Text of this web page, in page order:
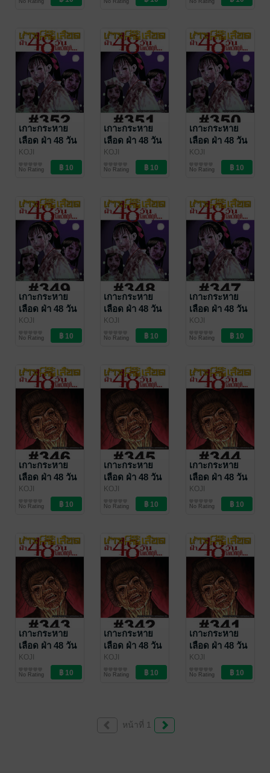
Vibulkij Publishing
No Rating
Vibulkij Publishing
No Rating
Vibulkij Publishing
No Rating
เกาะกระหาย
เลือด ฝ่า 48 วัน
โลกวิกฤต - EP
KOJI
MATSUMOTO /
Vibulkij Publishing
การ์ตูนรายตอน
No Rating
เกาะกระหาย
เลือด ฝ่า 48 วัน
โลกวิกฤต - EP
KOJI
MATSUMOTO /
Vibulkij Publishing
การ์ตูนรายตอน
No Rating
เกาะกระหาย
เลือด ฝ่า 48 วัน
โลกวิกฤต - EP
KOJI
MATSUMOTO /
Vibulkij Publishing
การ์ตูนรายตอน
No Rating
เกาะกระหาย
เลือด ฝ่า 48 วัน
โลกวิกฤต - EP
KOJI
MATSUMOTO /
Vibulkij Publishing
การ์ตูนรายตอน
No Rating
เกาะกระหาย
เลือด ฝ่า 48 วัน
โลกวิกฤต - EP
KOJI
MATSUMOTO /
Vibulkij Publishing
การ์ตูนรายตอน
No Rating
เกาะกระหาย
เลือด ฝ่า 48 วัน
โลกวิกฤต - EP
KOJI
MATSUMOTO /
Vibulkij Publishing
การ์ตูนรายตอน
No Rating
เกาะกระหาย
เลือด ฝ่า 48 วัน
โลกวิกฤต - EP
KOJI
MATSUMOTO /
Vibulkij Publishing
การ์ตูนรายตอน
No Rating
เกาะกระหาย
เลือด ฝ่า 48 วัน
โลกวิกฤต - EP
KOJI
MATSUMOTO /
Vibulkij Publishing
การ์ตูนรายตอน
No Rating
เกาะกระหาย
เลือด ฝ่า 48 วัน
โลกวิกฤต - EP
KOJI
MATSUMOTO /
Vibulkij Publishing
การ์ตูนรายตอน
No Rating
เกาะกระหาย
เลือด ฝ่า 48 วัน
โลกวิกฤต - EP
KOJI
MATSUMOTO /
Vibulkij Publishing
การ์ตูนรายตอน
No Rating
เกาะกระหาย
เลือด ฝ่า 48 วัน
โลกวิกฤต - EP
KOJI
MATSUMOTO /
Vibulkij Publishing
การ์ตูนรายตอน
No Rating
เกาะกระหาย
เลือด ฝ่า 48 วัน
โลกวิกฤต - EP
KOJI
MATSUMOTO /
Vibulkij Publishing
การ์ตูนรายตอน
No Rating
หน้าที่ 1